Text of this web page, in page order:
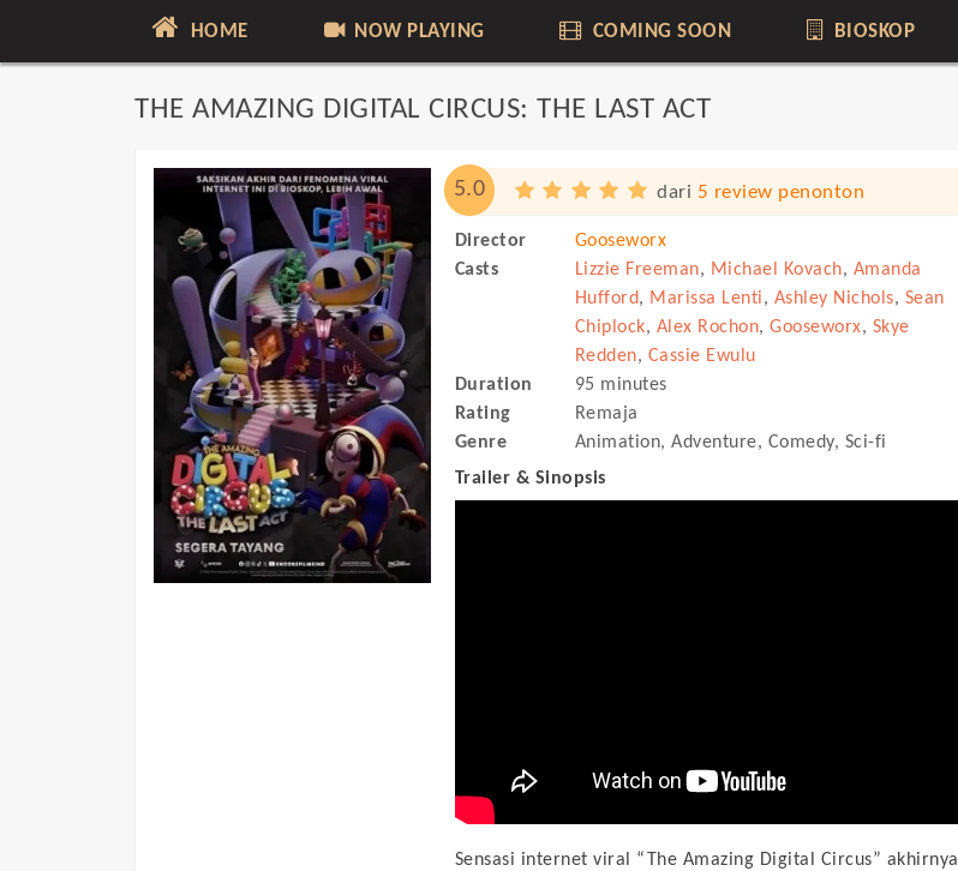
HOME NOW PLAYING COMING SOON BIOSKOP
THE AMAZING DIGITAL CIRCUS: THE LAST ACT
5.0 dari 5 review penonton
Director
Gooseworx
Casts
Lizzie Freeman, Michael Kovach, Amanda
Hufford, Marissa Lenti, Ashley Nichols, Sean
Chiplock, Alex Rochon, Gooseworx, Skye
Redden, Cassie Ewulu
Duration
95 minutes
Rating
Remaja
Genre
Animation, Adventure, Comedy, Sci-fi
Trailer & Sinopsis
Sensasi internet viral “The Amazing Digital Circus” akhirnya